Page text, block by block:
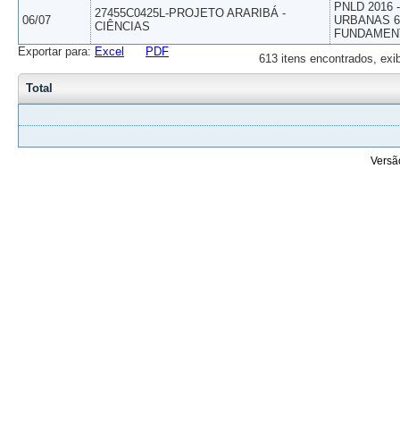
06/07
27455C0425L-PROJETO ARARIBÁ -
CIÊNCIAS
PNLD 2016
URBANAS
613 itens encontrados,
Exportar para: Excel PDF
Total